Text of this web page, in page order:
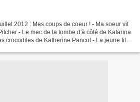
2012 : Mes coups de coeur ! - Ma soeur vit
- Le mec de la tombe d'à côté de Katarina
crocodiles de Katherine Pancol - La jeune fille